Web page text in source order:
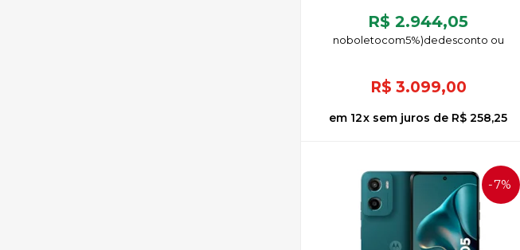
R$ 2.944,05
de
5%)
noboleto
R$ 3.099,00
12x de R$ 258,25
sem juros
7%